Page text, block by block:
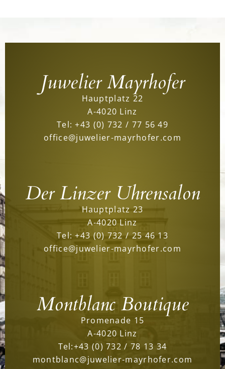
Juwelier Mayrhofer
Hauptplatz 22
A-4020 Linz
Tel:+43 (0) 732 / 77 56 49
office@juwelier-mayrhofer.com
Der Linzer Uhrensalon
Hauptplatz 23
A-4020 Linz
Tel:+43 (0) 732 / 25 46 13
office@juwelier-mayrhofer.com
Montblanc Boutique
Promenade 15
A-4020 Linz
Tel:+43 (0) 732 / 78 13 34
montblanc@juwelier-mayrhofer.com